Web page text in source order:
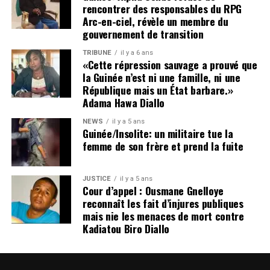
La disparition de plusieurs figures politiques et
citoyennes — parmi lesquelles Foniké Mengué, Billo Bah,
Habib Marouane Camara, Sadou Nimagan — ainsi que la
situation de nombreux détenus, demeure une source de
profonde inquiétude nationale.
Le silence entourant leur sort alimente les tensions,
nourrit les suspicions et inflige une souffrance durable
aux familles concernées comme à l’opinion publique. Les
proches de ces personnes, à l’instar de ceux d’Aliou Bah
et de tant d’autres, ont un droit légitime et inaliénable :
celui de savoir où se trouvent les leurs et de connaître la
vérité sur leur sort.
Depuis plus d’une année, ces familles vivent dans
l’attente, l’angoisse et la douleur, privées
d’informations claires, officielles et rassurantes.
Excellence Monsieur le Président, permettez-moi une
rencontrer des responsables du RPG
Arc-en-ciel, révèle un membre du
gouvernement de transition
TRIBUNE il y a 6 ans
«Cette répression sauvage a prouvé que
la Guinée n’est ni une famille, ni une
République mais un État barbare.»
Adama Hawa Diallo
NEWS il y a 5 ans
Guinée/Insolite: un militaire tue la
femme de son frère et prend la fuite
JUSTICE il y a 5 ans
Cour d’appel : Ousmane Gnelloye
reconnaît les fait d’injures publiques
mais nie les menaces de mort contre
Kadiatou Biro Diallo